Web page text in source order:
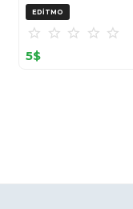
OpenCart (ZIP)
EDITMO
5$